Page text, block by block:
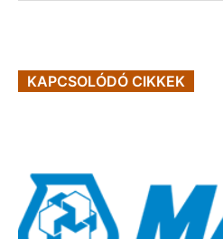
KAPCSOLÓDÓ CIKKEK